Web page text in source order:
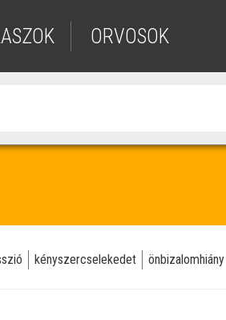
ORVOSOK
kényszercselekedet önbizalomhiány